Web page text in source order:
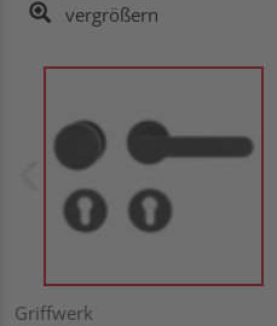
vergrößern
Griffwerk